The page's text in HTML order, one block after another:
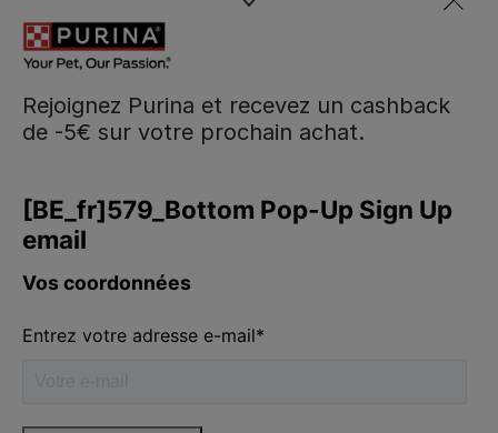
Rejoignez Purina et recevez un cashback
de -5€ sur votre prochain achat.